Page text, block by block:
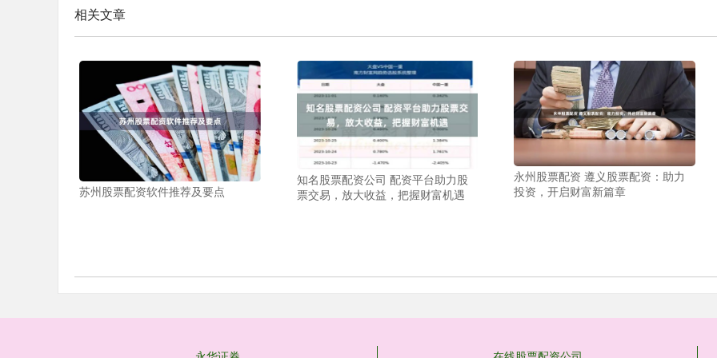
相关文章
苏州股票配资软件推荐及要点
知名股票配资公司 配资平台助力股
票交易，放大收益，把握财富机遇
永州股票配资 遵义股票配资：助力
投资，开启财富新篇章